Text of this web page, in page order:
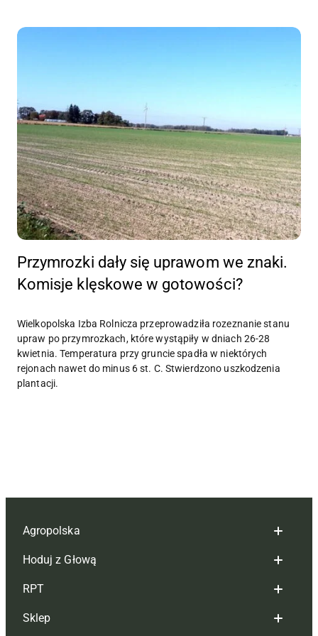
Przymrozki dały się uprawom we znaki.
Komisje klęskowe w gotowości?
Wielkopolska Izba Rolnicza przeprowadziła rozeznanie stanu
upraw po przymrozkach, które wystąpiły w dniach 26-28
kwietnia. Temperatura przy gruncie spadła w niektórych
rejonach nawet do minus 6 st. C. Stwierdzono uszkodzenia
plantacji.
Agropolska
Redakcja
Reklama
Tagi
Hoduj z Głową
Hoduj z głową bydło
Hoduj z głową świnie
RPT
Redakcja
Sklep